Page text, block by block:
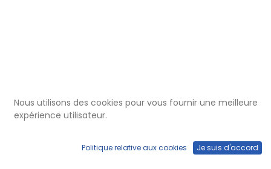
Sortie de sol double 100 en acier
Nous utilisons des cookies pour vous fournir une meilleure
expérience utilisateur.
Politique relative aux cookies Je suis d'accord